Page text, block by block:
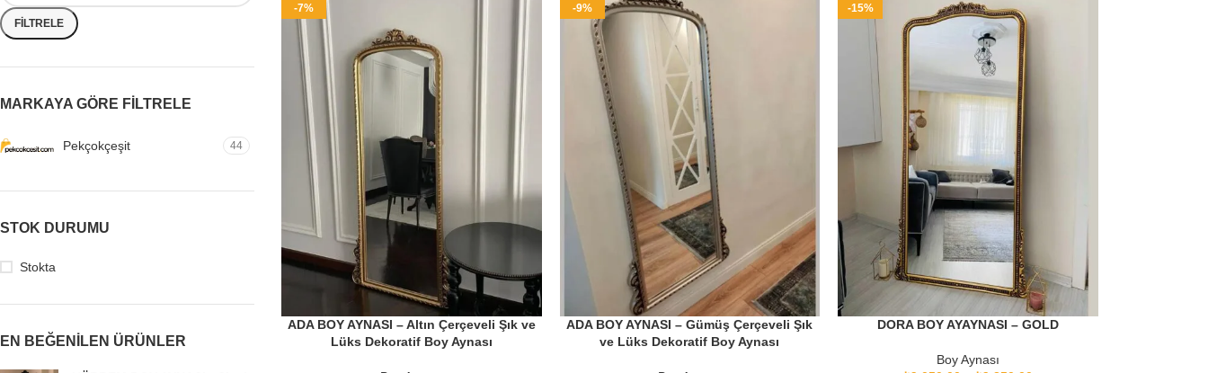
FILTRELE
MARKAYA GÖRE FILTRELE
Pekçokçeşit 44
STOK DURUMU
Stokta
EN BEĞENILEN ÜRÜNLER
-7%
ADA BOY AYNASI – Altın Çerçeveli Şık ve
Lüks Dekoratif Boy Aynası
-9%
ADA BOY AYNASI – Gümüş Çerçeveli Şık
ve Lüks Dekoratif Boy Aynası
-15%
DORA BOY AYAYNASI – GOLD
Boy Aynası